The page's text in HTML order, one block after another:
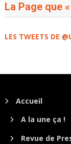
La Page que
LES TWEETS DE
Accueil
A la une ça !
Revue de